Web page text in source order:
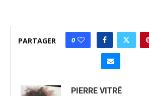
PARTAGER 0
PIERRE VITRÉ